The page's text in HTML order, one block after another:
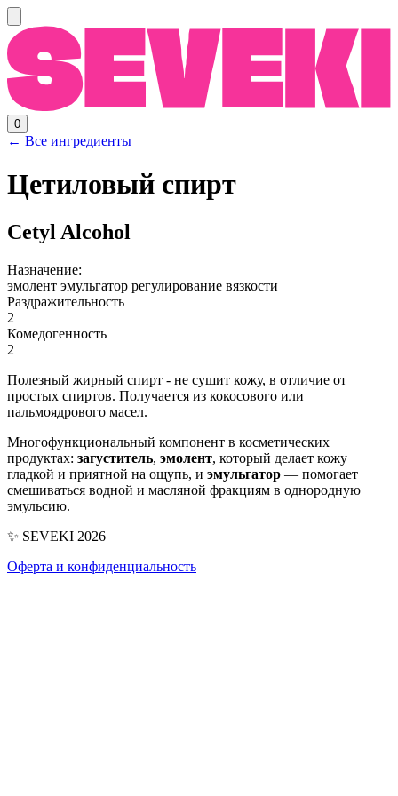
0
← Все ингредиенты
Цетиловый спирт
Cetyl Alcohol
Назначение:
эмолент эмульгатор регулирование вязкости
Раздражительность
2
Комедогенность
2
Полезный жирный спирт - не сушит кожу, в отличие от
простых спиртов. Получается из кокосового или
пальмоядрового масел.
Многофункциональный компонент в косметических
продуктах: загуститель, эмолент, который делает кожу
гладкой и приятной на ощупь, и эмульгатор — помогает
смешиваться водной и масляной фракциям в однородную
эмульсию.
✨ SEVEKI 2026
Оферта и конфиденциальность